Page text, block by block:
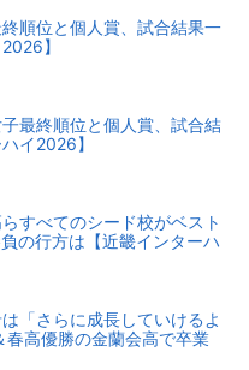
順位と個人賞、試合結果一
】
最終順位と個人賞、試合結
イ2026】
すべてのシード校がベスト
の行方は【近畿インターハ
「さらに成長していけるよ
春高優勝の金蘭会高で卒業